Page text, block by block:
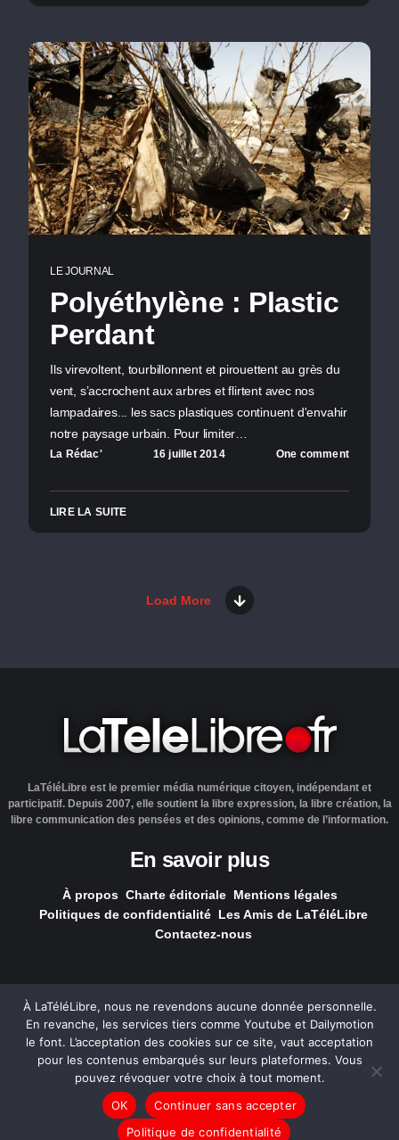
LE JOURNAL
Polyéthylène : Plastic
Perdant
Ils virevoltent, tourbillonnent et pirouettent au grès du
vent, s’accrochent aux arbres et flirtent avec nos
lampadaires... les sacs plastiques continuent d'envahir
notre paysage urbain. Pour limiter…
La Rédac' 16 juillet 2014 One comment
LIRE LA SUITE
Load More
LaTéléLibre est le premier média numérique citoyen, indépendant et
participatif. Depuis 2007, elle soutient la libre expression, la libre création, la
libre communication des pensées et des opinions, comme de l’information.
En savoir plus
À propos Charte éditoriale Mentions légales
Politiques de confidentialité Les Amis de LaTéléLibre
Contactez-nous
LaTéléLibre.fr, ce site a été réalisé par l'agenceNOUS, Ouvert,
Utile & Simple
— Tous les contenus, sauf exception signalée, sont
sous licence Creative Commons .
À LaTéléLibre, nous ne revendons aucune donnée personnelle.
En revanche, les services tiers comme Youtube et Dailymotion
le font. L’acceptation des cookies sur ce site, vaut acceptation
pour les contenus embarqués sur leurs plateformes. Vous
pouvez révoquer votre choix à tout moment.
OK
Continuer sans accepter
Politique de confidentialité